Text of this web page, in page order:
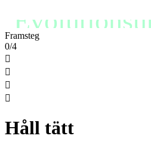
Framsteg
0/4




Håll tätt